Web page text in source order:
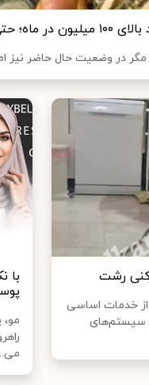
مگر در وضعیت حال حاضر نیز
رشت
از خدمات اساسی
سیستم‌های
با